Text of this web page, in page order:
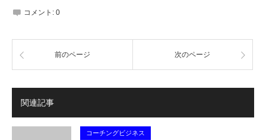
コメント: 0
前のページ 次のページ
関連記事
コーチングビジネス